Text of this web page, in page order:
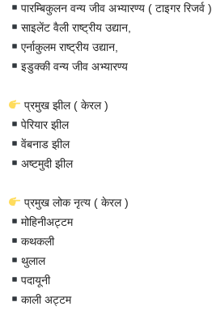
पारम्बिकुलन वन्य जीव अभ्यारण्य ( टाइगर रिजर्व ),
साइलेंट वैली राष्ट्रीय उद्यान,
एर्नाकुलम राष्ट्रीय उद्यान,
इडुक्की वन्य जीव अभ्यारण्य
प्रमुख झील ( केरल )
पेरियार झील
वेंबनाड झील
अष्टमुदी झील
प्रमुख लोक नृत्य ( केरल )
मोहिनीअट्टम
कथकली
थुलाल
पदायूनी
काली अट्टम